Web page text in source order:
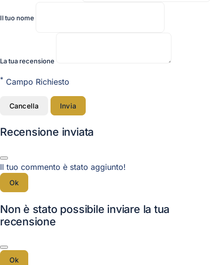
Il tuo nome
La tua recensione
* Campo Richiesto
Cancella Invia
Recensione inviata
Il tuo commento è stato aggiunto!
Ok
Non è stato possibile inviare la tua
recensione
Ok